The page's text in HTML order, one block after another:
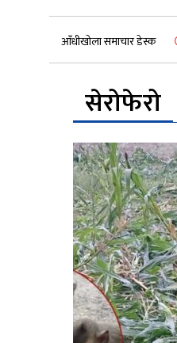
आँधीखोला समाचार डेस्क
सेरोफेरो